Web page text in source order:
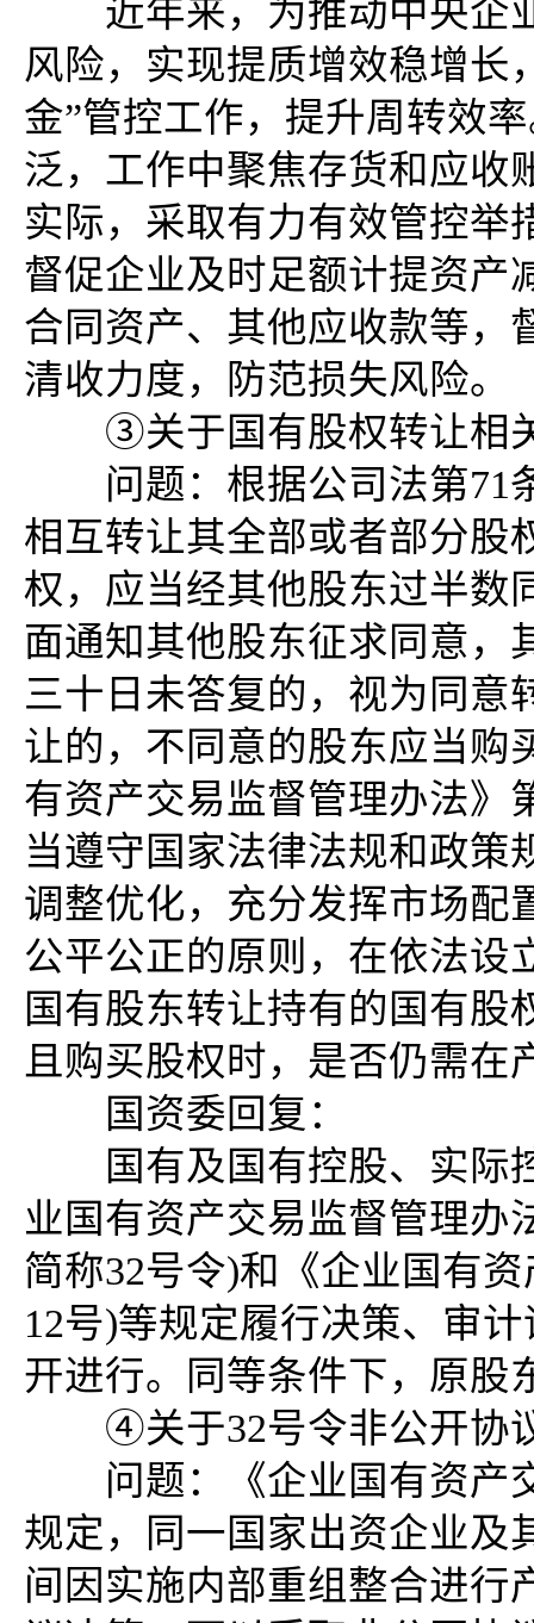
近年来，为推动中央企
风险，实现提质增效稳增长
金”管控工作，提升周转效
泛，工作中聚焦存货和应收
实际，采取有力有效管控举
督促企业及时足额计提资产
合同资产、其他应收款等，
清收力度，防范损失风险。
③关于国有股权转让相
问题：根据公司法第71
相互转让其全部或者部分股
权，应当经其他股东过半数
面通知其他股东征求同意，
三十日未答复的，视为同意
让的，不同意的股东应当购
有资产交易监督管理办法》
当遵守国家法律法规和政策
调整优化，充分发挥市场配
公平公正的原则，在依法设
国有股东转让持有的国有股
且购买股权时，是否仍需
国资委回复：
国有及国有控股、实际
业国有资产交易监督管理办
简称32号令)和《企业国有
12号)等规定履行决策、审
开进行。同等条件下，原
④关于32号令非公开协
问题：《企业国有资产
规定，同一国家出资企业及
间因实施内部重组整合进行